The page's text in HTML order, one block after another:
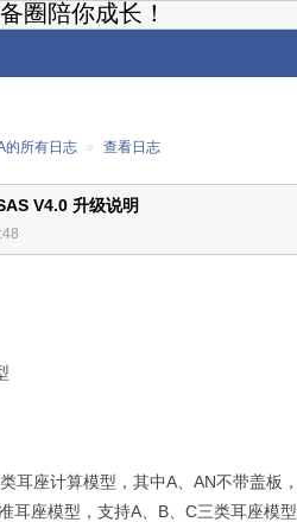
圈陪你成长！
的所有日志 » 查看日志
V4.0 升级说明
耳座计算模型，其中A AN不带盖板，
耳座模型，支持A B C三类耳座模